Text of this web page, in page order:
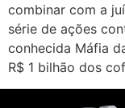
combinar com a
série de ações
conhecida Máfia
R$ 1 bilhão dos